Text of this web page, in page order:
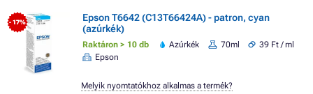
- 17%
Epson T6642 (C13T66424A) - patron, cyan
(azúrkék)
Raktáron > 10 db Azúrkék 70ml
39 Ft / ml
Epson
Melyik nyomtatókhoz alkalmas a termék?